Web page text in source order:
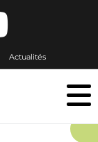
Actualités